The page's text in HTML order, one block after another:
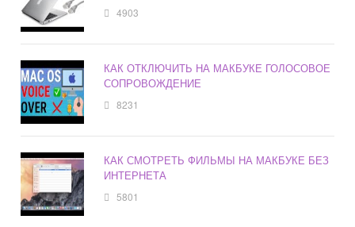
4903
КАК ОТКЛЮЧИТЬ НА МАКБУКЕ ГОЛОСОВОЕ
СОПРОВОЖДЕНИЕ
8231
КАК СМОТРЕТЬ ФИЛЬМЫ НА МАКБУКЕ БЕЗ
ИНТЕРНЕТА
5801